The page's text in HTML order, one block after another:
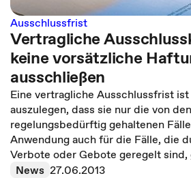
Ausschlussfrist
Vertragliche
keine vorsätzliche
ausschließen
Eine vertragliche Ausschlussfrist
auszulegen, dass sie nur die von
regelungsbedürftig gehaltenen
Anwendung auch für die Fälle, die
Verbote oder Gebote geregelt
News 27.06.2013